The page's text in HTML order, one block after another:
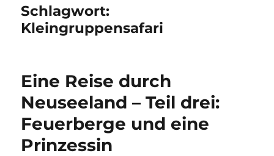
Schlagwort:
Kleingruppensafari
Eine Reise durch
Neuseeland – Teil drei:
Feuerberge und eine
Prinzessin